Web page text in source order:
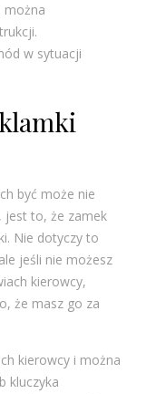
można
w sytuacji
być może nie
jest to, że zamek
Nie dotyczy to
jeśli nie możesz
kierowcy,
że masz go za
kierowcy i można
kluczyka